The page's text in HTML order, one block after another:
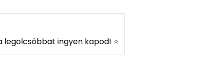
legolcsóbbat ingyen kapod! ⭐